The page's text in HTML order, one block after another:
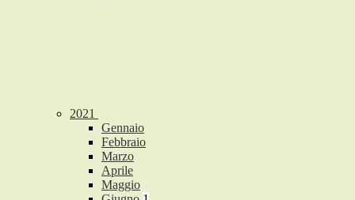
2021
Gennaio
Febbraio
Marzo
Aprile
Maggio